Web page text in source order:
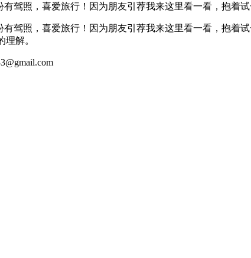
驾照，喜爱旅行！因为朋友引荐我来这里看一看，抱着
驾照，喜爱旅行！因为朋友引荐我来这里看一看，抱着
解。